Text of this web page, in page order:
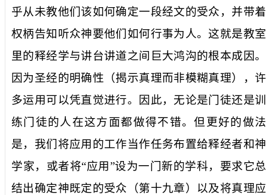
乎从未教他们该如何确定一段经文的受众，并带着
权柄告知听众神要他们如何行事为人。这就是教室
里的释经学与讲台讲道之间巨大鸿沟的根本成因。
因为圣经的明确性（揭示真理而非模糊真理），许
多运用可以凭直觉进行。因此，无论是门徒还是训
练门徒的人在这方面都做得不错。但更好的做法
是，我们将应用的工作当作任务布置给释经者和神
学家，或者将“应用”设为一门新的学科，要求它总
结出确定神既定的受众（第十九章）以及将真理应